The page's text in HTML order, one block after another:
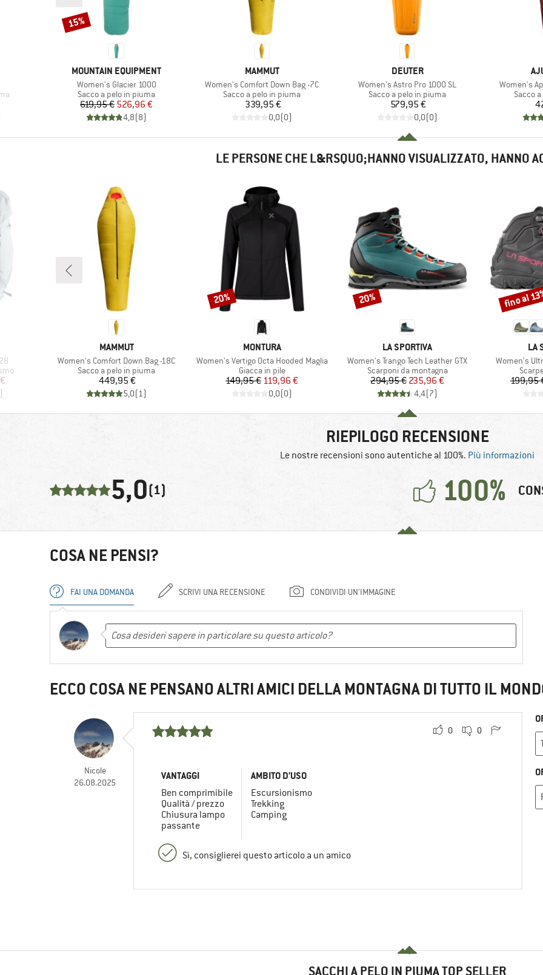
MARCHIO
MOUNTAIN EQUIPMENT
Articolo
Women's Glacier 1000
Gruppo di prodotti
Sacco a pelo in piuma
Prezzo
619,95 € Prezzo ridotto
526,96 €
4,8(8)
Sconto
15%
MARCHIO
MAMMUT
Articolo
Women's Comfort Down Bag -7C
Gruppo di prodotti
Sacco a pelo in piuma
Prezzo
339,95 €
0,0(0)
MARCHIO
DEUTER
Articolo
Women's Astro Pro 1000 SL
Gruppo di prodotti
Sacco a pelo in piuma
Prezzo
579,95 €
0,0(0)
Articolo
Women's
Sacco
LE PERSONE CHE L&RSQUO;HANNO VISUALIZZATO, HANNO
MARCHIO
MAMMUT
Articolo
Women's Comfort Down Bag -18C
Gruppo di prodotti
Sacco a pelo in piuma
Prezzo
449,95 €
5,0(1)
MARCHIO
MONTURA
Articolo
Women's Vertigo Octa Hooded Maglia
Gruppo di prodotti
Giacca in pile
Prezzo
149,95 €Prezzo ridotto
119,96 €
0,0(0)
Sconto
20%
MARCHIO
LA SPORTIVA
Articolo
Women's Trango Tech Leather GTX
Gruppo di prodotti
Scarponi da montagna
Prezzo
294,95 €Prezzo ridotto
235,96 €
4,4(7)
Sconto
20%
LA
Articolo
Women's
199,95
Sconto
fino al
RIEPILOGO RECENSIONE
Le nostre recensioni sono autentiche al 100%. Più informazioni
5,0(1) 100%
COSA NE PENSI?
FAI UNA DOMANDA SCRIVI UNA RECENSIONE CONDIVIDI UN'IMMAGINE
ECCO COSA NE PENSANO ALTRI AMICI DELLA MONTAGNA DI TUTTO IL
Nicole
26.08.2025
0 0
VANTAGGI
Ben comprimibile
Qualità / prezzo
Chiusura lampo
passante
AMBITO D’USO
Escursionismo
Trekking
Camping
Sì, consiglierei questo articolo a un amico
SACCHI A PELO IN PIUMA TOP SELLER